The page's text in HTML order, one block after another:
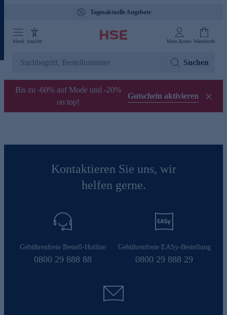
Tagesaktuelle Angebote
Menü Ansicht Mein Konto Warenkorb
Suchen
Bis zu -60% auf Mode und -20%
on top!
Gutschein aktivieren
Kontaktieren Sie uns, wir
helfen gerne.
Gebührenfreie Bestell-Hotline
0800 29 888 88
Gebührenfreie EASy-Bestellung
0800 29 888 29